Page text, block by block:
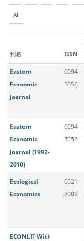
All
刊名 ISSN
Eastern
Economic
Journal
0094-
5056
Eastern
Economic
Journal (1992-
2010)
0094-
5056
Ecological
Economics
0921-
8009
ECONLIT With